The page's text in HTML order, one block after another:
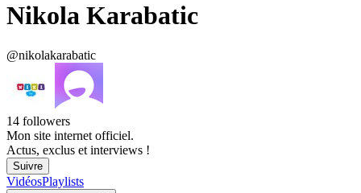
Nikola Karabatic
@nikolakarabatic
14 followers
Mon site internet officiel.
Actus, exclus et interviews !
Suivre
VidéosPlaylists